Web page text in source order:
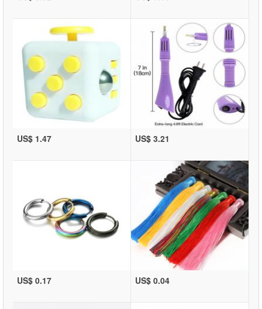
US$ 1.47 US$ 3.21
US$ 0.17 US$ 0.04